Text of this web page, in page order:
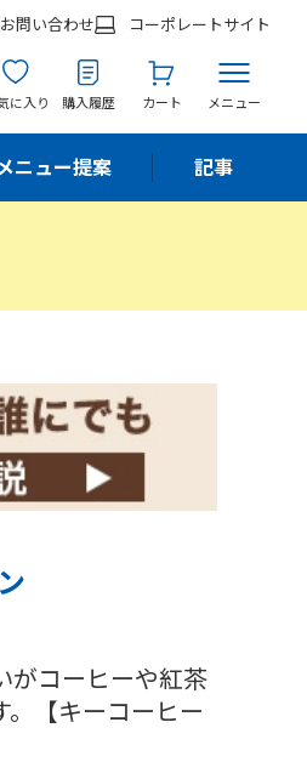
お問い合わせ コーポレートサイト
に入り 購入履歴 カート メニュー
ニュー提案 記事
がコーヒーや紅茶
。【キーコーヒー